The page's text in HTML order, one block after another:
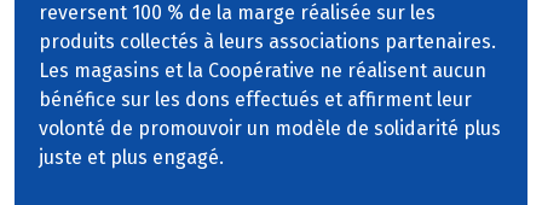
reversent 100 % de la marge réalisée sur les
produits collectés à leurs associations partenaires.
Les magasins et la Coopérative ne réalisent aucun
bénéfice sur les dons effectués et affirment leur
volonté de promouvoir un modèle de solidarité plus
juste et plus engagé.